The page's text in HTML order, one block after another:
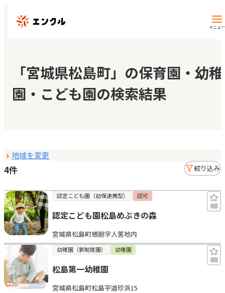
メニュー
保育園・幼稚園を探す
地図から探す
マイページ
お気に入り
見学日記
メッセージ
「宮城県松島町」の保育園・幼稚
園・こども園の検索結果
地域を変更
4件 絞り込み
認定こども園（幼保連携型） 認可
認定こども園松島めぶきの森
宮城県松島町根廻字人筈地内
幼稚園（新制度園） 幼稚園
松島第一幼稚園
宮城県松島町松島字道珍浜15